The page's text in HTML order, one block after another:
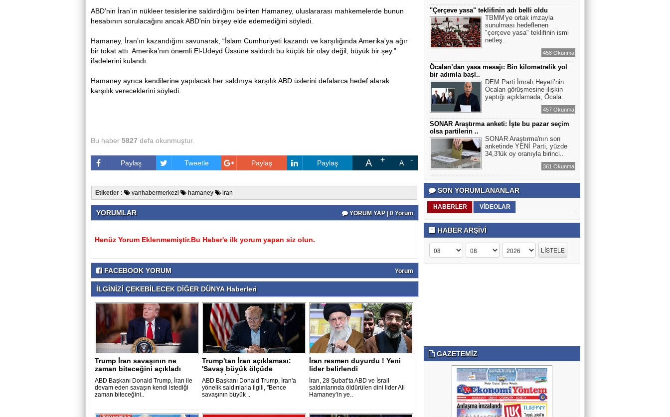
ABD’nin İran’ın nükleer tesislerine saldırdığını belirten Hamaney, uluslararası mahkemelerde bunun
hesabının sorulacağını ancak ABD'nin birşey elde edemediğini söyledi.
Hamaney, İran’ın kazandığını savunarak, “İslam Cumhuriyeti kazandı ve karşılığında Amerika'ya ağır
bir tokat attı. Amerika’nın önemli El-Udeyd Üssüne saldırdı bu küçük bir olay değil, büyük bir şey.”
ifadelerini kulandı.
Hamaney ayrıca kendilerine yapılacak her saldırıya karşılık ABD üslerini defalarca hedef alarak
karşılık vereceklerini söyledi.
Bu haber 5827 defa okunmuştur.
Paylaş Tweetle Paylaş Paylaş A A
Etiketler : vanhabermerkezi hamaney iran
YORUMLAR YORUM YAP | 0 Yorum
Henüz Yorum Eklenmemiştir.Bu Haber'e ilk yorum yapan siz olun.
FACEBOOK YORUM Yorum
İLGİNİZİ ÇEKEBİLECEK DİĞER DÜNYA Haberleri
Trump İran savaşının ne
zaman biteceğini açıkladı
ABD Başkanı Donald Trump, İran ile
devam eden savaşın kendi istediği
zaman biteceğini..
Trump'tan İran açıklaması:
'Savaş büyük ölçüde
tamamlandı, n..
ABD Başkanı Donald Trump, İran'a
yönelik saldırılarla ilgili, "Bence
savaşının büyük ..
İran resmen duyurdu ! Yeni
lider belirlendi
İran, 28 Şubat’ta ABD ve İsrail
saldırılarında öldürülen dini lider Ali
Hamaney’in ye..
"Çerçeve yasa" teklifinin adı belli oldu
TBMM'ye ortak imzayla
sunulması hedeflenen
"çerçeve yasa" teklifinin ismi
netleş..
458 Okunma
Öcalan’dan yasa mesajı: Bin kilometrelik yol
bir adımla başl..
DEM Parti İmralı Heyeti’nin
Öcalan görüşmesine ilişkin
yaptığı açıklamada, Öcala..
457 Okunma
SONAR Araştırma anketi: İşte bu pazar seçim
olsa partilerin ..
SONAR Araştırma'nın son
anketinde YENİ Parti, yüzde
34,3'lük oy oranıyla birinci..
361 Okunma
SON YORUMLANANLAR
HABERLER VİDEOLAR
HABER ARŞİVİ
GAZETEMİZ